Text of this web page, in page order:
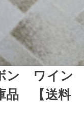
ン ワイン
品 【送料